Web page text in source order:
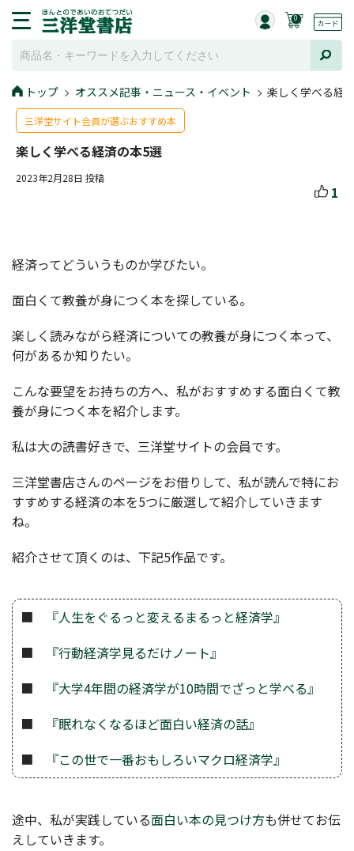
0
トップ オススメ記事・ニュース・イベント 楽しく学べる経
三洋堂サイト会員が選ぶおすすめ本
楽しく学べる経済の本5選
2023年2月28日 投稿
1
経済ってどういうものか学びたい。
面白くて教養が身につく本を探している。
楽しく読みながら経済についての教養が身につく本って、
何があるか知りたい。
こんな要望をお持ちの方へ、私がおすすめする面白くて教
養が身につく本を紹介します。
私は大の読書好きで、三洋堂サイトの会員です。
三洋堂書店さんのページをお借りして、私が読んで特にお
すすめする経済の本を5つに厳選して紹介していきます
ね。
紹介させて頂くのは、下記5作品です。
■
『人生をぐるっと変えるまるっと経済学』
■
『行動経済学見るだけノート』
■
『大学4年間の経済学が10時間でざっと学べる』
■
『眠れなくなるほど面白い経済の話』
■
『この世で一番おもしろいマクロ経済学』
途中、私が実践している面白い本の見つけ方も併せてお伝
えしていきます。